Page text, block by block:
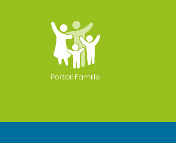
Portail Famille